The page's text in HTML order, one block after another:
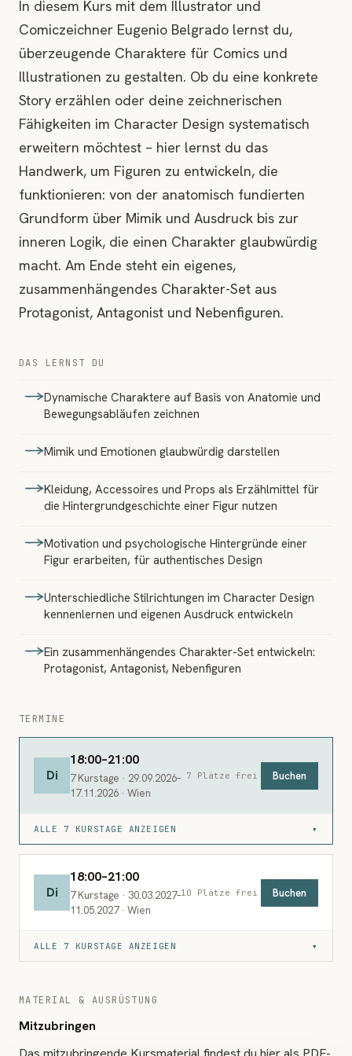
In diesem Kurs mit dem Illustrator und
Comiczeichner Eugenio Belgrado lernst du,
überzeugende Charaktere für Comics und
Illustrationen zu gestalten. Ob du eine konkrete
Story erzählen oder deine zeichnerischen
Fähigkeiten im Character Design systematisch
erweitern möchtest – hier lernst du das
Handwerk, um Figuren zu entwickeln, die
funktionieren: von der anatomisch fundierten
Grundform über Mimik und Ausdruck bis zur
inneren Logik, die einen Charakter glaubwürdig
macht. Am Ende steht ein eigenes,
zusammenhängendes Charakter-Set aus
Protagonist, Antagonist und Nebenfiguren.
DAS LERNST DU
Dynamische Charaktere auf Basis von Anatomie und
Bewegungsabläufen zeichnen
Mimik und Emotionen glaubwürdig darstellen
Kleidung, Accessoires und Props als Erzählmittel für
die Hintergrundgeschichte einer Figur nutzen
Motivation und psychologische Hintergründe einer
Figur erarbeiten, für authentisches Design
Unterschiedliche Stilrichtungen im Character Design
kennenlernen und eigenen Ausdruck entwickeln
Ein zusammenhängendes Charakter-Set entwickeln:
Protagonist, Antagonist, Nebenfiguren
TERMINE
Di
18:00–21:00
7 Kurstage · 29.09.2026–
17.11.2026 · Wien
7 Plätze frei Buchen
ALLE 7 KURSTAGE ANZEIGEN ▾
Di
18:00–21:00
7 Kurstage · 30.03.2027–
11.05.2027 · Wien
10 Plätze frei Buchen
ALLE 7 KURSTAGE ANZEIGEN ▾
MATERIAL & AUSRÜSTUNG
Mitzubringen